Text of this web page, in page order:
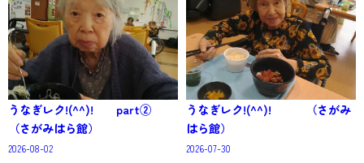
うなぎレク!(^^)! part②
（さがみはら館）
2026-08-02
うなぎレク!(^^)! （さがみ
はら館）
2026-07-30